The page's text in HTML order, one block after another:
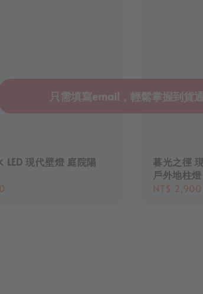
只需填寫email，輕鬆掌握到貨
LED 現代壁燈 庭院陽
暮光之徑
戶外地柱
Regular
NT$ 2,900